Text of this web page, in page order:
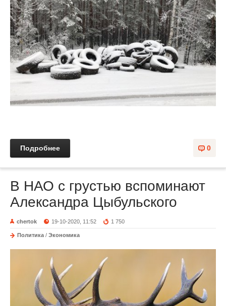
0
Подробнее
В НАО с грустью вспоминают
Александра Цыбульского
chertok 19-10-2020, 11:52 1 750
Политика / Экономика